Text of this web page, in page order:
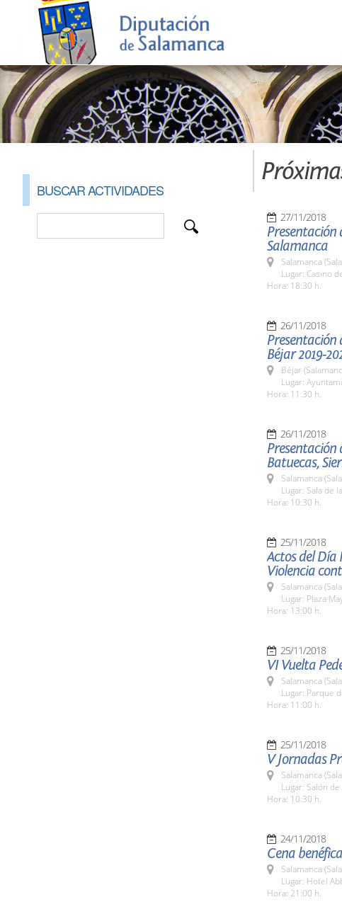
BUSCAR ACTIVIDADES
27/11/2018
Presentación
Salamanca
Salamanca
Lugar: Casino
Hora: 18:30 h.
26/11/2018
Béjar 2019-
Béjar
Lugar:
Hora: 11:30 h.
26/11/2018
Presentación
Batuecas,
Salamanca
Lugar: Sala de
Hora: 10:30 h.
25/11/2018
Actos del
Violencia
Salamanca
Lugar: Plaza
Hora: 13:00 h.
25/11/2018
VI Vuelta
Salamanca
Lugar: Parque
Hora: 11:00 h.
25/11/2018
V Jornadas
Salamanca
Lugar: Salón
Hora: 10:30 h.
24/11/2018
Cena
Salamanca
Lugar: Hotel
Hora: 21:00 h.